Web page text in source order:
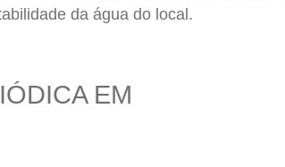
da água do local.
EM